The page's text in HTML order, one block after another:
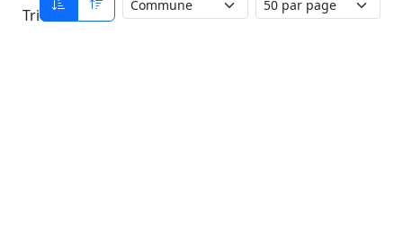
Tri